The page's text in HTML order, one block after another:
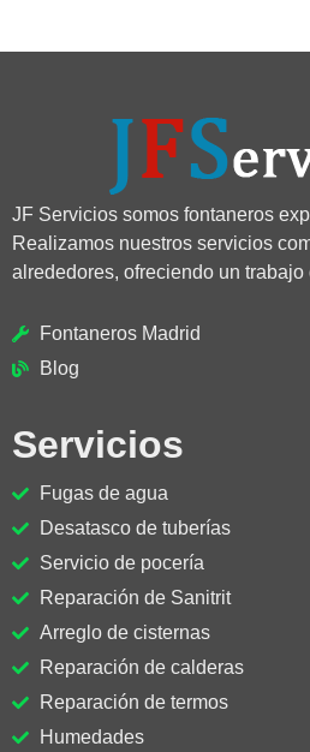
JF Servicios somos fontaneros
Realizamos nuestros servicios
alrededores, ofreciendo un
Fontaneros Madrid
Blog
Servicios
Fugas de agua
Desatasco de tuberías
Servicio de pocería
Reparación de Sanitrit
Arreglo de cisternas
Reparación de calderas
Reparación de termos
Humedades